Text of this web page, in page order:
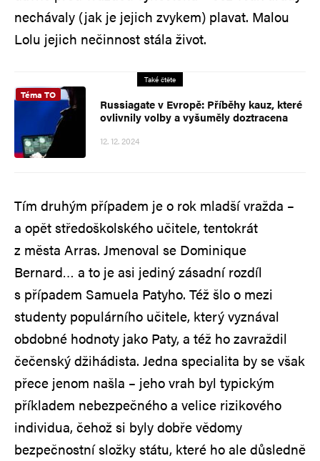
nechávaly (jak je jejich zvykem) plavat. Malou
Lolu jejich nečinnost stála život.
Také čtěte
Téma TO
Russiagate v Evropě: Příběhy kauz, které
ovlivnily volby a vyšuměly doztracena
12. 12. 2024
Tím druhým případem je o rok mladší vražda –
a opět středoškolského učitele, tentokrát
z města Arras. Jmenoval se Dominique
Bernard… a to je asi jediný zásadní rozdíl
s případem Samuela Patyho. Též šlo o mezi
studenty populárního učitele, který vyznával
obdobné hodnoty jako Paty, a též ho zavraždil
čečenský džihádista. Jedna specialita by se však
přece jenom našla – jeho vrah byl typickým
příkladem nebezpečného a velice rizikového
individua, čehož si byly dobře vědomy
bezpečnostní složky státu, které ho ale důsledně